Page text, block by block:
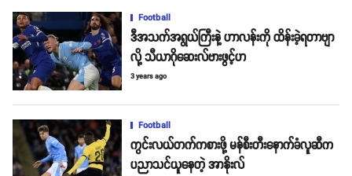
Football
ဒီအသက်အရွယ်ကြီးနဲ့ ဟာလန်းကို ထိန်းခဲ့ရတာဗျာ
လို့ သီယာဂိုဆေးလ်ဗားဖွင့်ဟ
3 years ago
Football
ကွင်းလယ်တက်ကစားဖို့ မန်စီးတီးနောက်ခံလူဆီက
ပညာသင်ယူနေတဲ့ အာနိုးလ်